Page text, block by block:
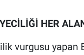
HER
vurgusu yapan